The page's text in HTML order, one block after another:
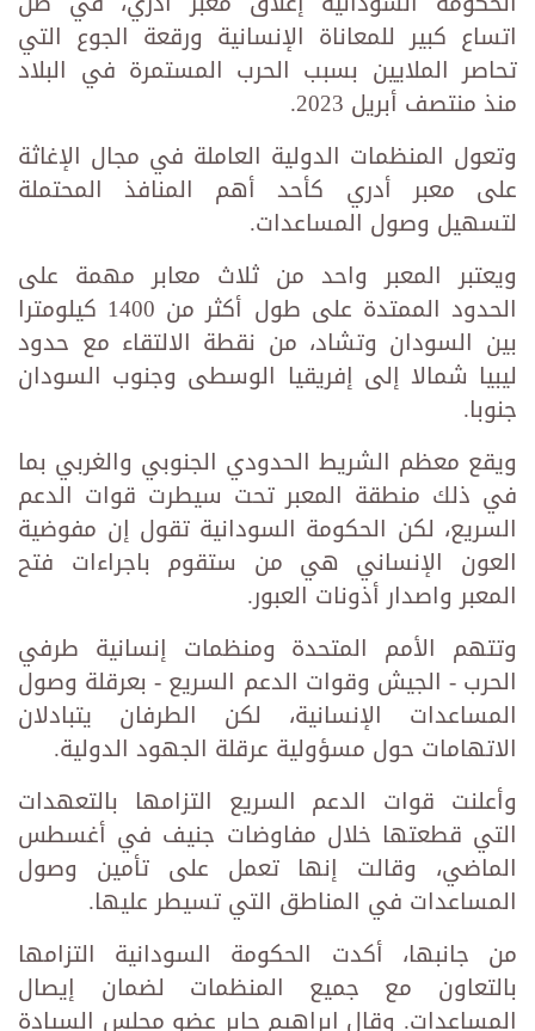
اتساع كبير للمعاناة الإنسانية ورقعة الجوع التي
تحاصر الملايين بسبب الحرب المستمرة في البلاد
منذ منتصف أبريل 2023.
وتعول المنظمات الدولية العاملة في مجال الإغاثة
على معبر أدري كأحد أهم المنافذ المحتملة
لتسهيل وصول المساعدات.
ويعتبر المعبر واحد من ثلاث معابر مهمة على
الحدود الممتدة على طول أكثر من 1400 كيلومترا
بين السودان وتشاد، من نقطة الالتقاء مع حدود
ليبيا شمالا إلى إفريقيا الوسطى وجنوب السودان
جنوبا.
ويقع معظم الشريط الحدودي الجنوبي والغربي بما
في ذلك منطقة المعبر تحت سيطرت قوات الدعم
السريع، لكن الحكومة السودانية تقول إن مفوضية
العون الإنساني هي من ستقوم باجراءات فتح
المعبر واصدار أذونات العبور.
وتتهم الأمم المتحدة ومنظمات إنسانية طرفي
الحرب - الجيش وقوات الدعم السريع - بعرقلة وصول
المساعدات الإنسانية، لكن الطرفان يتبادلان
الاتهامات حول مسؤولية عرقلة الجهود الدولية.
وأعلنت قوات الدعم السريع التزامها بالتعهدات
التي قطعتها خلال مفاوضات جنيف في أغسطس
الماضي، وقالت إنها تعمل على تأمين وصول
المساعدات في المناطق التي تسيطر عليها.
من جانبها، أكدت الحكومة السودانية التزامها
بالتعاون مع جميع المنظمات لضمان إيصال
المساعدات. وقال ابراهيم جابر عضو مجلس السيادة